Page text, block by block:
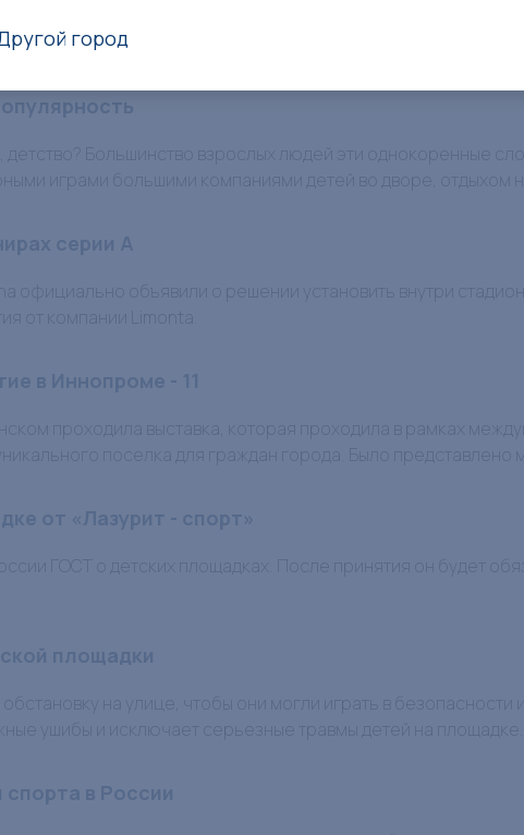
области.
проектов дворовых площадок по
детство? Большинство взрослых людей эти однокоренные
играми большими компаниями детей во дворе, отдыхом
серии A
официально объявили о решении установить внутри
от компании Limonta.
в Иннопроме - 11
проходила выставка, которая проходила в рамках
поселка для граждан города. Было представлено
от «Лазурит - спорт»
ГОСТ о детских площадках. После принятия он будет
площадки
на улице, чтобы они могли играть в
ушибы и исключает серьезные травмы детей на
спорта в России
город